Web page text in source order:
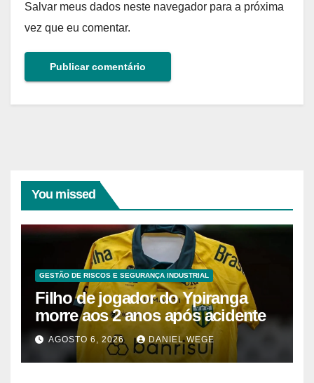
Salvar meus dados neste navegador para a próxima
vez que eu comentar.
You missed
GESTÃO DE RISCOS E SEGURANÇA INDUSTRIAL
Filho de jogador do Ypiranga
morre aos 2 anos após acidente
AGOSTO 6, 2026 DANIEL WEGE